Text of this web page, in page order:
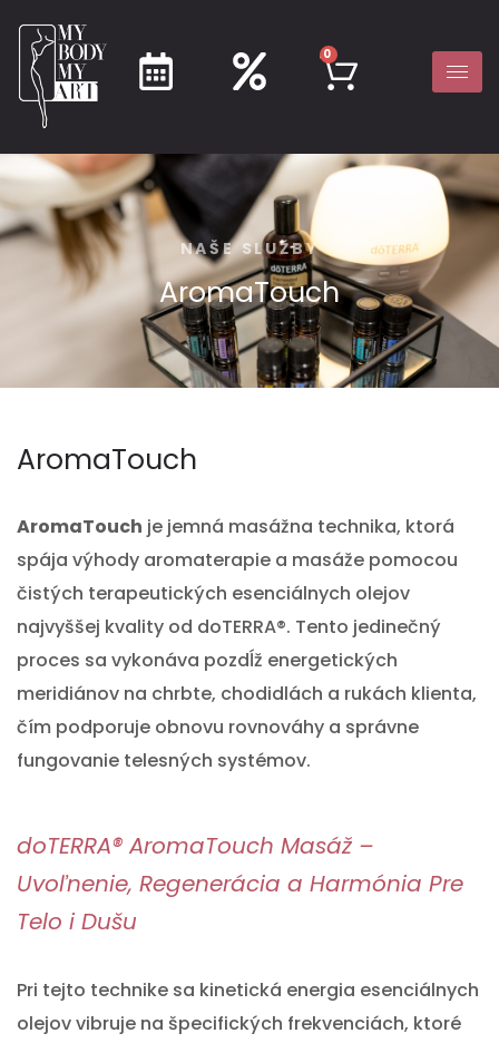
0
NAŠE SLUŽBY
AromaTouch
AromaTouch
AromaTouch je jemná masážna technika, ktorá
spája výhody aromaterapie a masáže pomocou
čistých terapeutických esenciálnych olejov
najvyššej kvality od doTERRA®. Tento jedinečný
proces sa vykonáva pozdĺž energetických
meridiánov na chrbte, chodidlách a rukách klienta,
čím podporuje obnovu rovnováhy a správne
fungovanie telesných systémov.
doTERRA® AromaTouch Masáž –
Uvoľnenie, Regenerácia a Harmónia Pre
Telo i Dušu
Pri tejto technike sa kinetická energia esenciálnych
olejov vibruje na špecifických frekvenciách, ktoré